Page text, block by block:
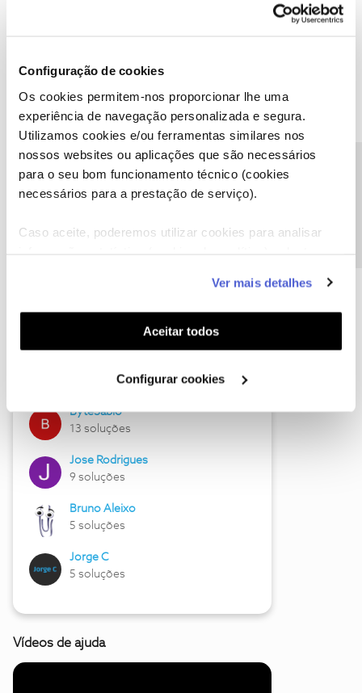
Configuração de cookies
Os cookies permitem-nos proporcionar lhe uma
experiência de navegação personalizada e segura.
Utilizamos cookies e/ou ferramentas similares nos
nossos websites ou aplicações que são necessários
para o seu bom funcionamento técnico (cookies
necessários para a prestação de serviço).
Caso aceite, poderemos utilizar cookies para analisar
funcionalidades (cookies de personalização e
funcionalidade) e adaptar anúncios aos seus interesses
(cookies de publicidade personalizada). Pode gerir a
utilização dos cookies clicando em "Configurar
Ver mais detalhes
Aceitar todos
Configurar cookies
Descubra as novidades de julho
Hall of Fame de julho
17 soluções
ByteSábio
13 soluções
Jose Rodrigues
9 soluções
Bruno Aleixo
5 soluções
Jorge C
5 soluções
Vídeos de ajuda